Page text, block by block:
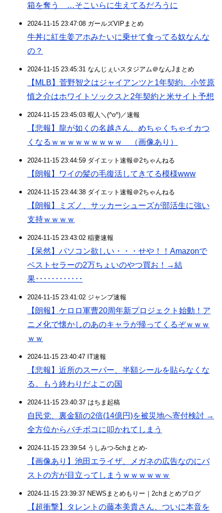
箱を奪う …そこいらに生えてるだろうに
2024-11-15 23:47:08 ガールズVIPまとめ
牛丼に紅生姜アホみたいに乗せて食ってる奴なんな
の？
2024-11-15 23:45:31 なんじぇいスタジアム＠なんJまとめ
【MLB】菅野智之はジャイアンツと1年契約、小笠原
慎之介はホワイトソックスと2年契約と米サイト予想
2024-11-15 23:45:03 暇人＼(^o^)／速報
【悲報】龍が如くの名越さん、めちゃくちゃイカつ
くなるｗｗｗｗｗｗｗｗｗ （画像あり）
2024-11-15 23:44:59 ダイエット速報＠2ちゃんねる
【朗報】ワイの髪の毛復活してきてる模様www
2024-11-15 23:44:38 ダイエット速報＠2ちゃんねる
【朗報】ミズノ、サッカーシューズが部活生に強い
支持ｗｗｗｗ
2024-11-15 23:43:02 稲妻速報
【呆然】パソコン欲しい・・・せや！！Amazonで
ベストセラーの2万ちょいのやつ買お！→結
果････････････
2024-11-15 23:41:02 ジャンプ速報
【朗報】ケロロ軍曹20周年新プロジェクト始動！ア
ニメ化で懐かしのあのキャラが帰ってくるぞｗｗｗ
ｗｗ
2024-11-15 23:40:47 IT速報
【悲報】近所のスーパー、半額シールを貼らなくな
る。もう終わりだよこの国
2024-11-15 23:40:37 はちま起稿
自民党、裏金額の2倍(14億円)を被災地へ寄付検討 →
全方位からバチボコに叩かれてしまう
2024-11-15 23:39:54 うしみつ-5chまとめ-
【画像あり】池田エライザ、メガネの広告なのにバ
ストの方が目立ってしまうｗｗｗｗｗｗ
2024-11-15 23:39:37 NEWSまとめもりー｜2chまとめブログ
【超衝撃】タレントの藤本美貴さん、ついに本音を